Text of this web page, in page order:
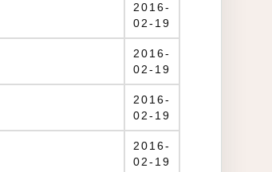
2016-
02-19
2016-
02-19
2016-
02-19
2016-
02-19